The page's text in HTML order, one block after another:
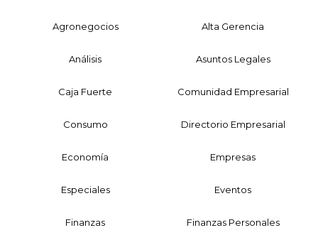
Agronegocios Alta Gerencia
Análisis Asuntos Legales
Caja Fuerte Comunidad Empresarial
Consumo Directorio Empresarial
Economía Empresas
Especiales Eventos
Finanzas Finanzas Personales